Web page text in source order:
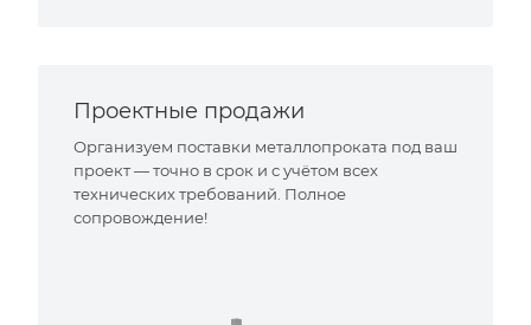
Проектные продажи
Организуем поставки металлопроката под ваш
проект — точно в срок и с учётом всех
технических требований. Полное
сопровождение!